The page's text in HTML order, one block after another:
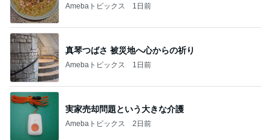
Amebaトピックス 1日前
真琴つばさ 被災地へ心からの祈り
Amebaトピックス 1日前
実家売却問題という大きな介護
Amebaトピックス 2日前